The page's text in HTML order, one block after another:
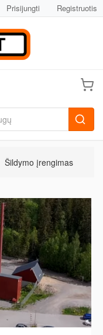
Prisijungti Registruotis
Šildymo įrengimas